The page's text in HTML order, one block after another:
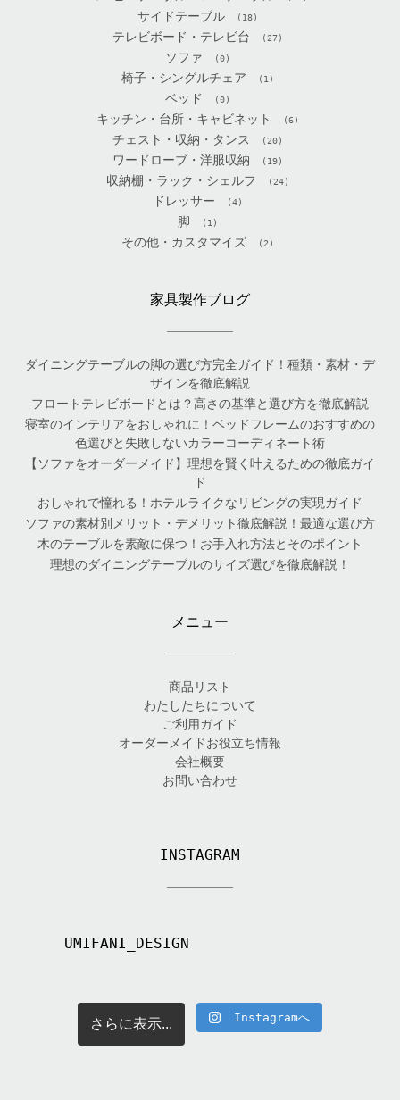
サイドテーブル (18)
テレビボード・テレビ台 (27)
ソファ (0)
椅子・シングルチェア (1)
ベッド (0)
キッチン・台所・キャビネット (6)
チェスト・収納・タンス (20)
ワードローブ・洋服収納 (19)
収納棚・ラック・シェルフ (24)
ドレッサー (4)
脚 (1)
その他・カスタマイズ (2)
家具製作ブログ
ダイニングテーブルの脚の選び方完全ガイド！種類・素材・デ
ザインを徹底解説
フロートテレビボードとは？高さの基準と選び方を徹底解説
寝室のインテリアをおしゃれに！ベッドフレームのおすすめの
色選びと失敗しないカラーコーディネート術
【ソファをオーダーメイド】理想を賢く叶えるための徹底ガイ
ド
おしゃれで憧れる！ホテルライクなリビングの実現ガイド
ソファの素材別メリット・デメリット徹底解説！最適な選び方
木のテーブルを素敵に保つ！お手入れ方法とそのポイント
理想のダイニングテーブルのサイズ選びを徹底解説！
メニュー
商品リスト
わたしたちについて
ご利用ガイド
オーダーメイドお役立ち情報
会社概要
お問い合わせ
INSTAGRAM
UMIFANI_DESIGN
さらに表示... Instagramへ